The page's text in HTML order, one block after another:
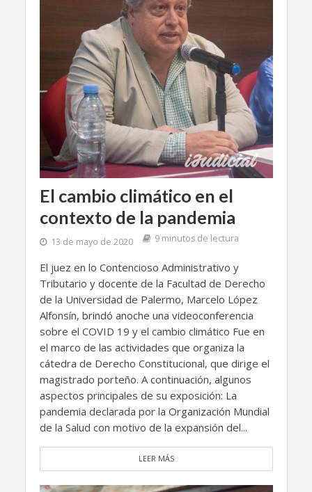
El cambio climático en el
contexto de la pandemia
13 de mayo de 2020 9 minutos de lectura
El juez en lo Contencioso Administrativo y
Tributario y docente de la Facultad de Derecho
de la Universidad de Palermo, Marcelo López
Alfonsín, brindó anoche una videoconferencia
sobre el COVID 19 y el cambio climático Fue en
el marco de las actividades que organiza la
cátedra de Derecho Constitucional, que dirige el
magistrado porteño. A continuación, algunos
aspectos principales de su exposición: La
pandemia declarada por la Organización Mundial
de la Salud con motivo de la expansión del...
LEER MÁS